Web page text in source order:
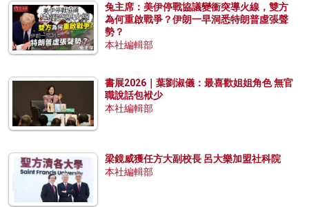
兔主席：美伊停戰協議變衝突導火線，雙方
為何重啟戰爭？伊朗一早洞悉特朗普虛張聲
勢？
本社編輯部
書展2026｜葉劉淑儀：最喜歡姐姐角色 無官
職說話包袱少
本社編輯部
梁鏡威獲任方大副校長 呂大樂加盟社科院
本社編輯部